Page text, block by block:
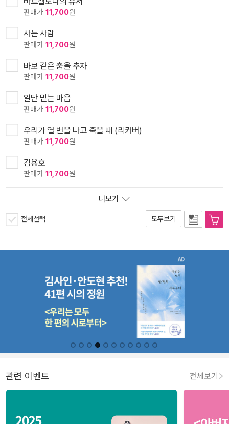
판매가 11,700원
사는 사람
판매가 11,700원
바보 같은 춤을 추자
판매가 11,700원
일단 믿는 마음
판매가 11,700원
우리가 열 번을 나고 죽을 때 (리커버)
판매가 11,700원
김용호
판매가 11,700원
더보기
전체선택 모두보기
관련 이벤트 전체보기